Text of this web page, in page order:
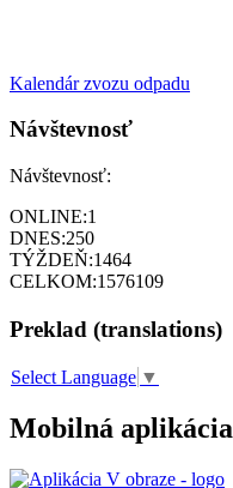
Kalendár zvozu odpadu
Návštevnosť
Návštevnosť:
ONLINE:1
DNES:250
TÝŽDEŇ:1464
CELKOM:1576109
Preklad (translations)
Select Language ▼
Mobilná aplikácia